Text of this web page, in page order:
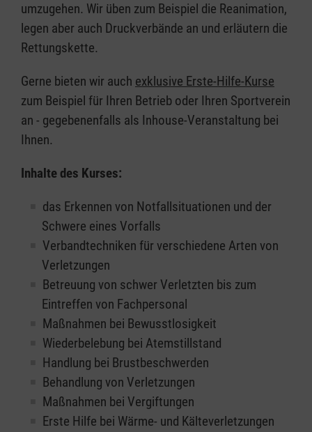
umzugehen. Wir üben zum Beispiel die Reanimation,
legen aber auch Druckverbände an und erläutern die
Rettungskette.
Gerne bieten wir auch exklusive Erste-Hilfe-Kurse
zum Beispiel für Ihren Betrieb oder Ihren Sportverein
an - gegebenenfalls als Inhouse-Veranstaltung bei
Ihnen.
Inhalte des Kurses:
das Erkennen von Notfallsituationen und der
Schwere eines Vorfalls
Verbandtechniken für verschiedene Arten von
Verletzungen
Betreuung von schwer Verletzten bis zum
Eintreffen von Fachpersonal
Maßnahmen bei Bewusstlosigkeit
Wiederbelebung bei Atemstillstand
Handlung bei Brustbeschwerden
Behandlung von Verletzungen
Maßnahmen bei Vergiftungen
Erste Hilfe bei Wärme- und Kälteverletzungen